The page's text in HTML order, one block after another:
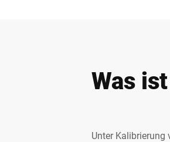
Was
Unter Kalibrierung